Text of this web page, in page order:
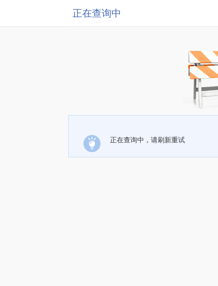
正在查询中
正在查询中，请刷新重试